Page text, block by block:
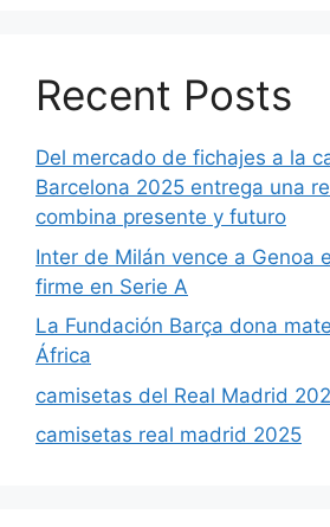
Recent Posts
Del mercado de fichajes a la
Barcelona 2025 entrega una
combina presente y futuro
Inter de Milán vence a Genoa
firme en Serie A
La Fundación Barça dona
África
camisetas del Real Madrid
camisetas real madrid 2025